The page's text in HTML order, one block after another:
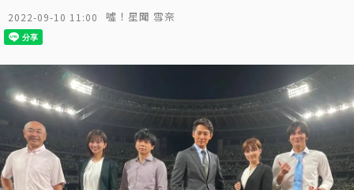
2022-09-10 11:00 噓！星聞 雪奈